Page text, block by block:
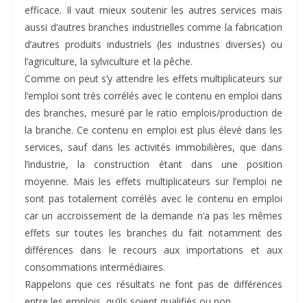
efficace. Il vaut mieux soutenir les autres services mais
aussi d’autres branches industrielles comme la fabrication
d’autres produits industriels (les industries diverses) ou
l’agriculture, la sylviculture et la pêche.
Comme on peut s’y attendre les effets multiplicateurs sur
l’emploi sont très corrélés avec le contenu en emploi dans
des branches, mesuré par le ratio emplois/production de
la branche. Ce contenu en emploi est plus élevé dans les
services, sauf dans les activités immobilières, que dans
l’industrie, la construction étant dans une position
moyenne. Mais les effets multiplicateurs sur l’emploi ne
sont pas totalement corrélés avec le contenu en emploi
car un accroissement de la demande n’a pas les mêmes
effets sur toutes les branches du fait notamment des
différences dans le recours aux importations et aux
consommations intermédiaires.
Rappelons que ces résultats ne font pas de différences